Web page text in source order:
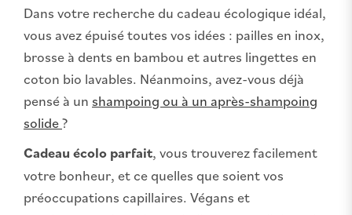
Dans votre recherche du cadeau écologique idéal,
vous avez épuisé toutes vos idées : pailles en inox,
brosse à dents en bambou et autres lingettes en
coton bio lavables. Néanmoins, avez-vous déjà
pensé à un shampoing ou à un après-shampoing
solide?
Cadeau écolo parfait, vous trouverez facilement
votre bonheur, et ce quelles que soient vos
préoccupations capillaires. Végans et